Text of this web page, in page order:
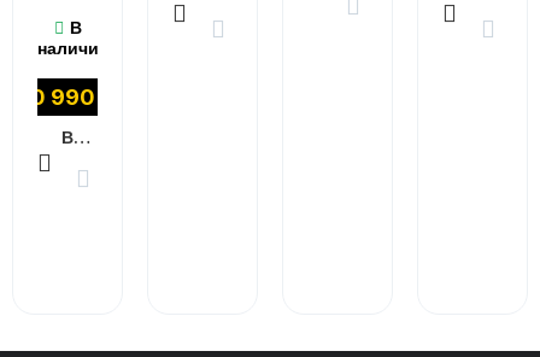
В
наличии
10 990
В КОРЗИНУ